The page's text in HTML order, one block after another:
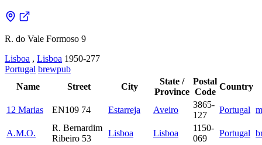
R. do Vale Formoso 9
Lisboa , Lisboa 1950-277
Portugal brewpub
Name
Street City
State /
Province
Postal
Code
Country
12 Marias EN109 74 Estarreja Aveiro
3865-
127
Portugal
A.M.O.
R. Bernardim
Ribeiro 53
Lisboa Lisboa
1150-
069
Portugal